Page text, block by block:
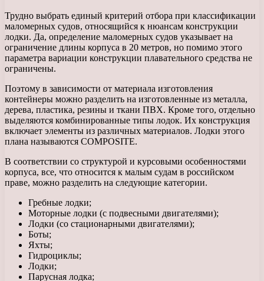
Трудно выбрать единый критерий отбора при классификации
маломерных судов, относящийся к нюансам конструкции
лодки. Да, определение маломерных судов указывает на
ограничение длины корпуса в 20 метров, но помимо этого
параметра вариации конструкции плавательного средства не
ограничены.
Поэтому в зависимости от материала изготовления
контейнеры можно разделить на изготовленные из металла,
дерева, пластика, резины и ткани ПВХ. Кроме того, отдельно
выделяются комбинированные типы лодок. Их конструкция
включает элементы из различных материалов. Лодки этого
плана называются COMPOSITE.
В соответствии со структурой и курсовыми особенностями
корпуса, все, что относится к малым судам в российском
праве, можно разделить на следующие категории.
Гребные лодки;
Моторные лодки (с подвесными двигателями);
Лодки (со стационарными двигателями);
Боты;
Яхты;
Гидроциклы;
Лодки;
Парусная лодка;